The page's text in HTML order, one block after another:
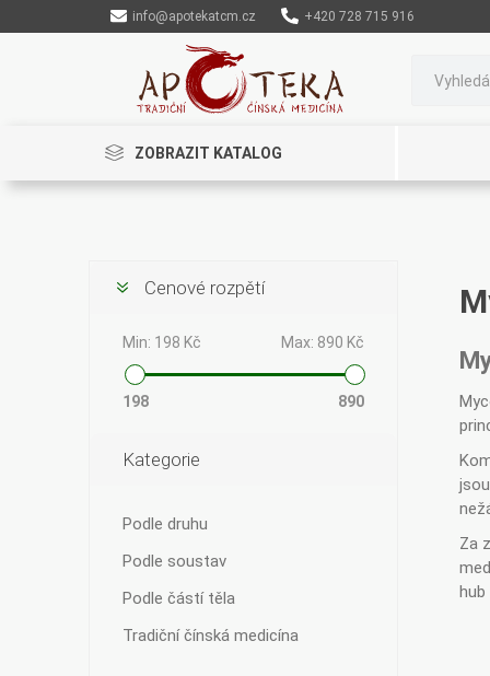
info@apotekatcm.cz +420 728 715 916
ZOBRAZIT KATALOG
Cannaderm Organic India
Vitamins
Za
hub
Cenové rozpětí
Min: 198 Kč Max: 890 Kč
198 890
Kategorie
Podle druhu
Podle soustav
Podle částí těla
Tradiční čínská medicína